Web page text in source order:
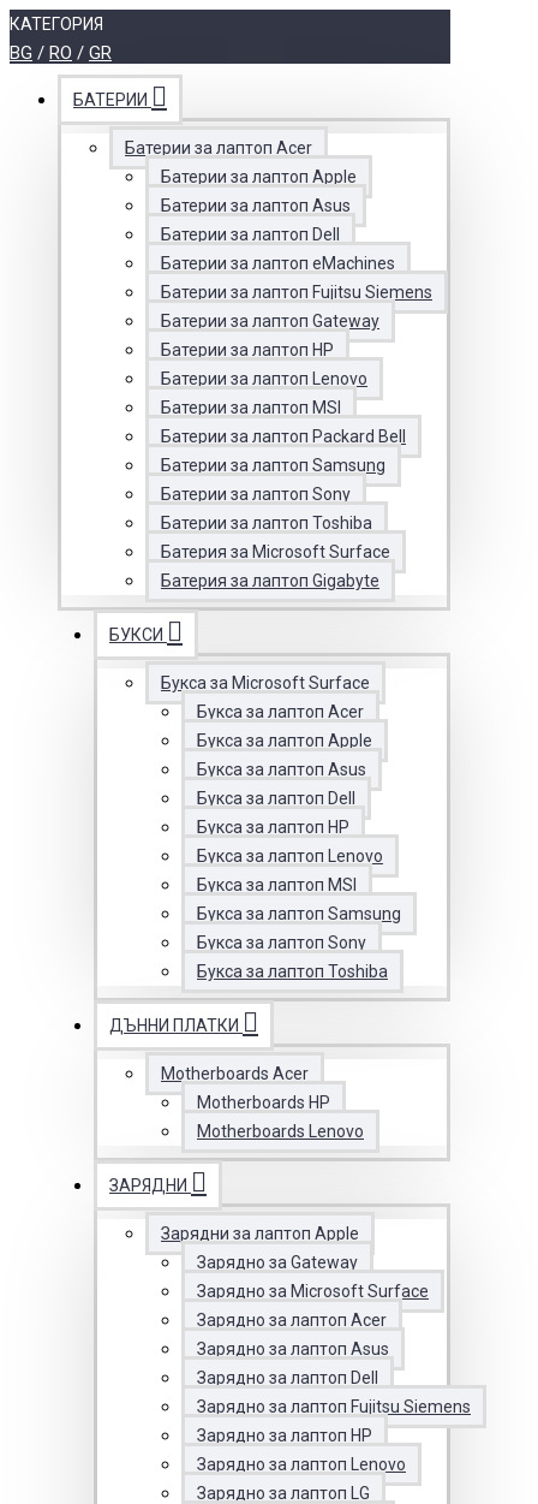
КАТЕГОРИЯ
BG / RO / GR
БАТЕРИИ
Батерии за лаптоп Acer
Батерии за лаптоп Apple
Батерии за лаптоп Asus
Батерии за лаптоп Dell
Батерии за лаптоп eMachines
Батерии за лаптоп Fujitsu Siemens
Батерии за лаптоп Gateway
Батерии за лаптоп HP
Батерии за лаптоп Lenovo
Батерии за лаптоп MSI
Батерии за лаптоп Packard Bell
Батерии за лаптоп Samsung
Батерии за лаптоп Sony
Батерии за лаптоп Toshiba
Батерия за Microsoft Surface
Батерия за лаптоп Gigabyte
БУКСИ
Букса за Microsoft Surface
Букса за лаптоп Acer
Букса за лаптоп Apple
Букса за лаптоп Asus
Букса за лаптоп Dell
Букса за лаптоп HP
Букса за лаптоп Lenovo
Букса за лаптоп MSI
Букса за лаптоп Samsung
Букса за лаптоп Sony
Букса за лаптоп Toshiba
ДЪННИ ПЛАТКИ
Motherboards Acer
Motherboards HP
Motherboards Lenovo
ЗАРЯДНИ
Зарядни за лаптоп Apple
Зарядно за Gateway
Зарядно за Microsoft Surface
Зарядно за лаптоп Acer
Зарядно за лаптоп Asus
Зарядно за лаптоп Dell
Зарядно за лаптоп Fujitsu Siemens
Зарядно за лаптоп HP
Зарядно за лаптоп Lenovo
Зарядно за лаптоп LG